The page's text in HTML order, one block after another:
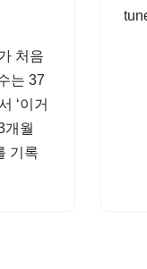
처음
는 37
‘이거
개월
기록